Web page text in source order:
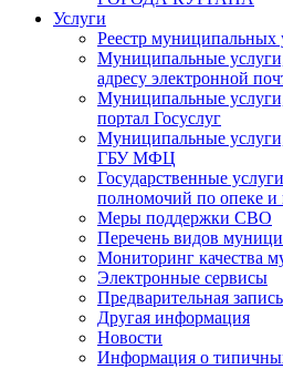
Услуги
Реестр муниципальных
Муниципальные
адресу электронной
Муниципальные
портал Госуслуг
Муниципальные
ГБУ МФЦ
Государственные
полномочий по опеке и
Меры поддержки СВО
Перечень видов
Мониторинг качества
Электронные сервисы
Предварительная запись
Другая информация
Новости
Информация о